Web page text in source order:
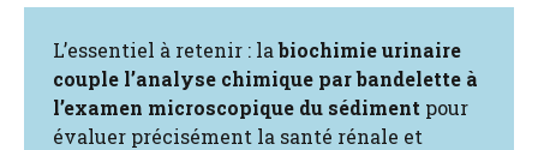
L’essentiel à retenir : labiochimie urinaire
couple l’analyse chimique par bandelette à
l’examen microscopique du sédiment pour
évaluer précisément la santé rénale et